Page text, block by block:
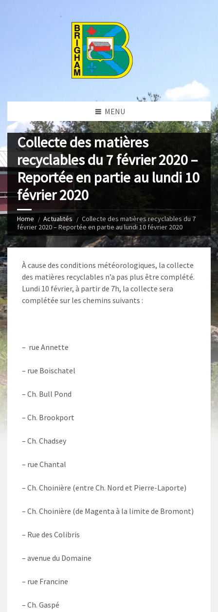
MENU
Collecte des matières
recyclables du 7 février 2020 –
Reportée en partie au lundi 10
février 2020
Home Actualités
Collecte des matières recyclables du 7
février 2020 – Reportée en partie au lundi 10 février 2020
À cause des conditions météorologiques, la collecte
des matières recyclables n’a pas plus être complété.
Lundi 10 février, à partir de 7h, la collecte sera
complétée sur les chemins suivants :
– rue Annette
– rue Boischatel
– Ch. Bull Pond
– Ch. Brookport
– Ch. Chadsey
– rue Chantal
– Ch. Choinière (entre Ch. Nord et Pierre-Laporte)
– Ch. Choinière (de Magenta à la limite de Bromont)
– Rue des Colibris
– avenue du Domaine
– rue Francine
– Ch. Gaspé